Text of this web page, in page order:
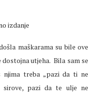
izdanje
maškarama su bile ove
utjeha. Bila sam se
njima treba „pazi da ti ne
pazi da te ulje ne